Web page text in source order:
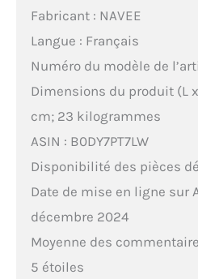
Fabricant : NAVEE
Langue : Français
Numéro du modèle de
Dimensions du produit (L x
cm; 23 kilogrammes
ASIN : B0DY7PT7LW
Disponibilité des pièces
Date de mise en ligne sur
décembre 2024
Moyenne des
5 étoiles